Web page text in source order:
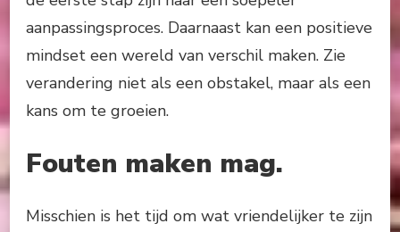
aanpassingsproces. Daarnaast kan een positieve
mindset een wereld van verschil maken. Zie
verandering niet als een obstakel, maar als een
kans om te groeien.
Fouten maken mag.
Misschien is het tijd om wat vriendelijker te zijn